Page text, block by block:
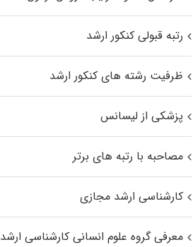
رتبه قبولی کنکور ارشد
ظرفیت رشته های کنکور ارشد
پزشکی از لیسانس
مصاحبه با رتبه های برتر
کارشناسی ارشد مجازی
معرفی گروه علوم انسانی کارشناسی ارشد